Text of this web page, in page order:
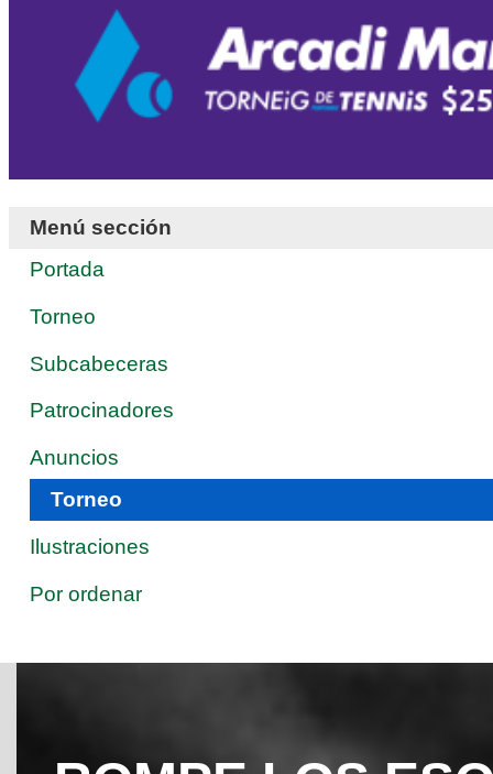
Menú sección
Portada
Torneo
Subcabeceras
Patrocinadores
Anuncios
Torneo
Ilustraciones
Por ordenar